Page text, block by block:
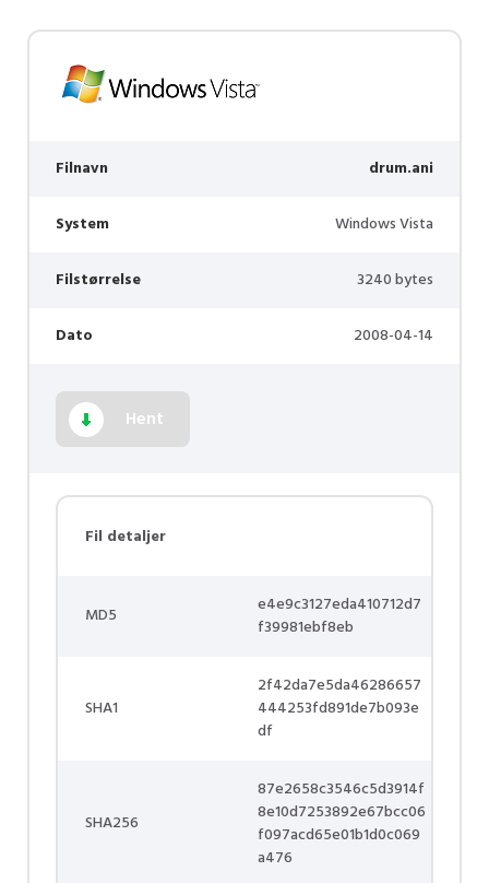
Filnavn drum.ani
System Windows Vista
Filstørrelse 3240 bytes
Dato 2008-04-14
Hent
Fil detaljer
MD5
e4e9c3127eda410712d7
f39981ebf8eb
SHA1
2f42da7e5da46286657
444253fd891de7b093e
df
SHA256
87e2658c3546c5d3914f
8e10d7253892e67bcc06
f097acd65e01b1d0c069
a476